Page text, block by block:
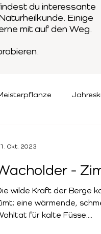
du interessante
Einige
mit auf den Weg.
-
wilde Kraft der Berge
eine wärmende,
für kalte Füsse....
Okt. 2023